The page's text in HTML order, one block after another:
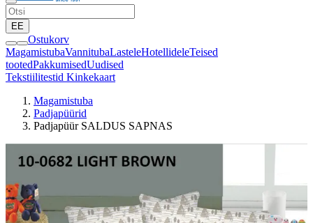
EE
Ostukorv
MagamistubaVannitubaLasteleHotellideleTeised
tootedPakkumisedUudised
Tekstiilitestid Kinkekaart
Magamistuba
Padjapüürid
Padjapüür SALDUS SAPNAS